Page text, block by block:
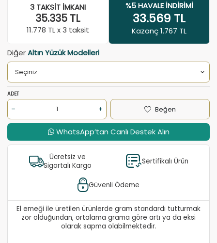
3 TAKSIT İMKANI
35.335 TL
11.778 TL x 3 taksit
%5 HAVALE İNDIRIMI
33.569 TL
Kazanç 1.767 TL
DiğerAltın Yüzük Modelleri
ADET
Beğen
WhatsApp’tan Canlı Destek Alın
Ücretsiz ve
Sigortalı Kargo
Sertifikalı Ürün
Güvenli Ödeme
El emeği ile üretilen ürünlerde gram standardı tutturmak
zor olduğundan, ortalama grama göre artı ya da eksi
olarak sapma olabilmektedir.